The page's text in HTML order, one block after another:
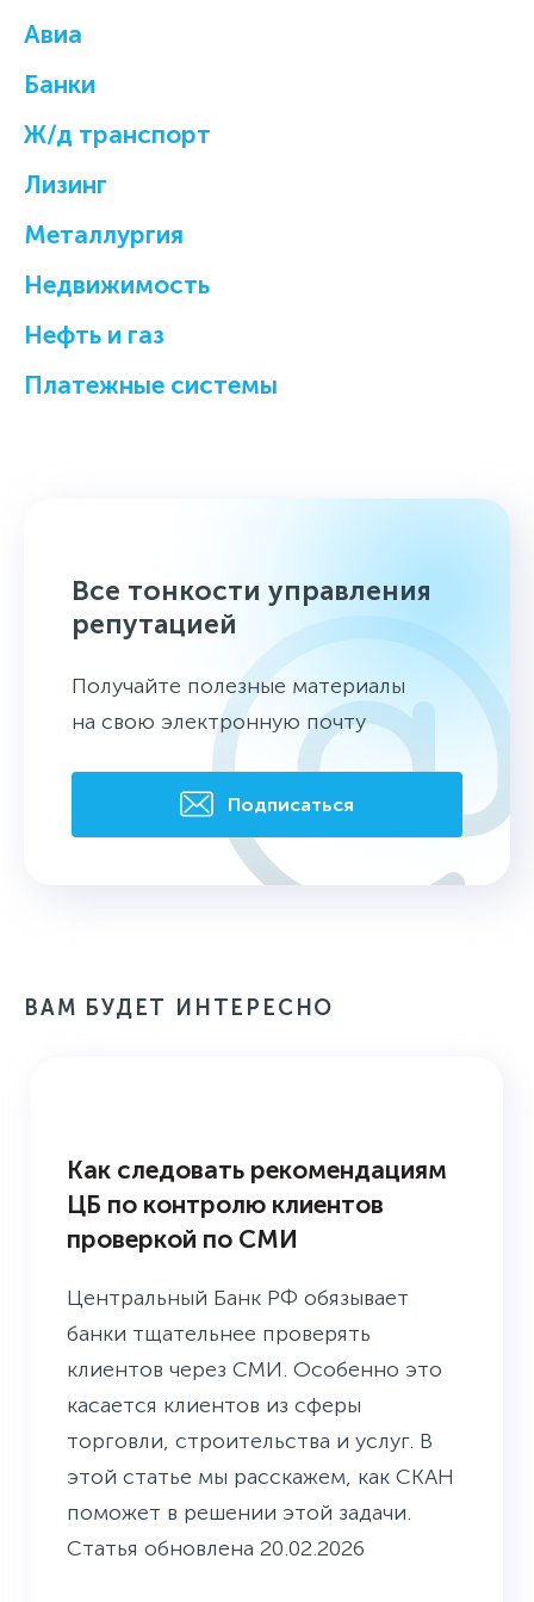
Авиа
Банки
Ж/д транспорт
Лизинг
Металлургия
Недвижимость
Нефть и газ
Платежные системы
Все тонкости управления
репутацией
Получайте полезные материалы
на свою электронную почту
Подписаться
ВАМ БУДЕТ ИНТЕРЕСНО
Как следовать рекомендациям
ЦБ по контролю клиентов
проверкой по СМИ
Центральный Банк РФ обязывает
банки тщательнее проверять
клиентов через СМИ. Особенно это
касается клиентов из сферы
торговли, строительства и услуг. В
этой статье мы расскажем, как СКАН
поможет в решении этой задачи.
Статья обновлена 20.02.2026